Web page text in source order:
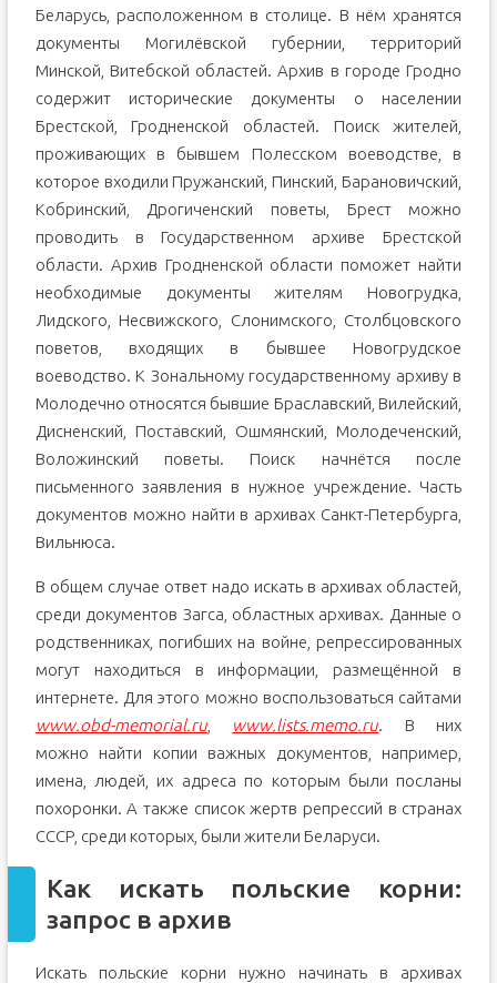
Беларусь, расположенном в столице. В нём хранятся
документы Могилёвской губернии, территорий
Минской, Витебской областей. Архив в городе Гродно
содержит исторические документы о населении
Брестской, Гродненской областей. Поиск жителей,
проживающих в бывшем Полесском воеводстве, в
которое входили Пружанский, Пинский, Барановичский,
Кобринский, Дрогиченский поветы, Брест можно
проводить в Государственном архиве Брестской
области. Архив Гродненской области поможет найти
необходимые документы жителям Новогрудка,
Лидского, Несвижского, Слонимского, Столбцовского
поветов, входящих в бывшее Новогрудское
воеводство. К Зональному государственному архиву в
Молодечно относятся бывшие Браславский, Вилейский,
Дисненский, Поставский, Ошмянский, Молодеченский,
Воложинский поветы. Поиск начнётся после
письменного заявления в нужное учреждение. Часть
документов можно найти в архивах Санкт-Петербурга,
Вильнюса.
В общем случае ответ надо искать в архивах областей,
среди документов Загса, областных архивах. Данные о
родственниках, погибших на войне, репрессированных
могут находиться в информации, размещённой в
интернете. Для этого можно воспользоваться сайтами
www.obd-memorial.ru, www.lists.memo.ru. В них
можно найти копии важных документов, например,
имена, людей, их адреса по которым были посланы
похоронки. А также список жертв репрессий в странах
СССР, среди которых, были жители Беларуси.
Как искать польские корни:
запрос в архив
Искать польские корни нужно начинать в архивах